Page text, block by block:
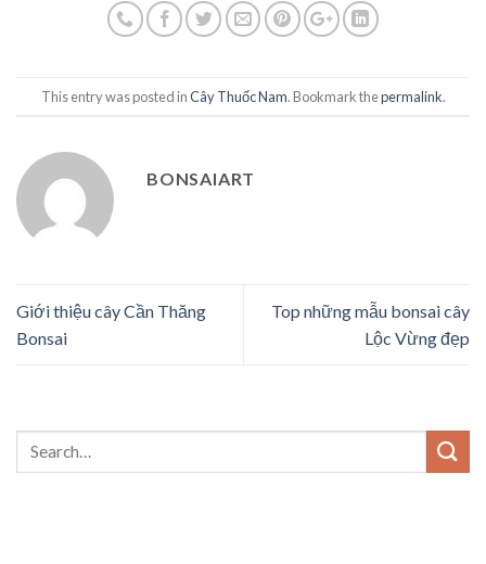
This entry was posted inCây Thuốc Nam. Bookmark thepermalink.
BONSAIART
Giới thiệu cây Cần Thăng
Bonsai
Top những mẫu bonsai cây
Lộc Vừng đẹp